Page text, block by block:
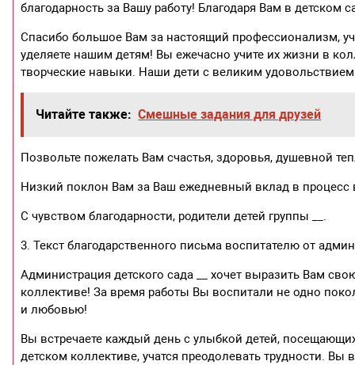
благодарность за Вашу работу! Благодаря Вам в детском
Спасибо большое Вам за настоящий профессионализм,
уделяете нашим детям! Вы ежечасно учите их жизни в
творческие навыки. Наши дети с великим
Читайте также: Смешные задания для друзей
Позвольте пожелать Вам счастья, здоровья, душевной
Низкий поклон Вам за Ваш ежедневный вклад в процесс
С чувством благодарности, родители детей группы __.
3. Текст благодарственного письма воспитателю от
Администрация детского сада __ хочет выразить Вам
коллективе! За время работы Вы воспитали не одно
и любовью!
Вы встречаете каждый день с улыбкой детей,
детском коллективе, учатся преодолевать трудности.